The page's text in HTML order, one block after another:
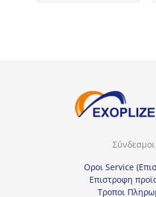
Σύνδεσμοι
Οροι Service
Επιστροφη
Τροποι